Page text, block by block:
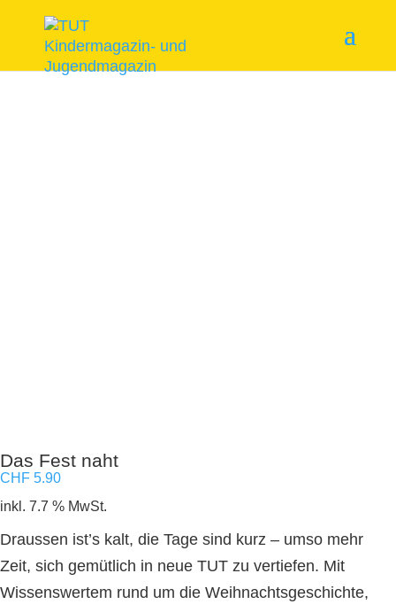
/Themenhefte/ Das Fest naht
Das Fest naht
CHF 5.90
inkl. 7.7 % MwSt.
Draussen ist’s kalt, die Tage sind kurz – umso mehr
Zeit, sich gemütlich in neue TUT zu vertiefen. Mit
Wissenswertem rund um die Weihnachtsgeschichte,